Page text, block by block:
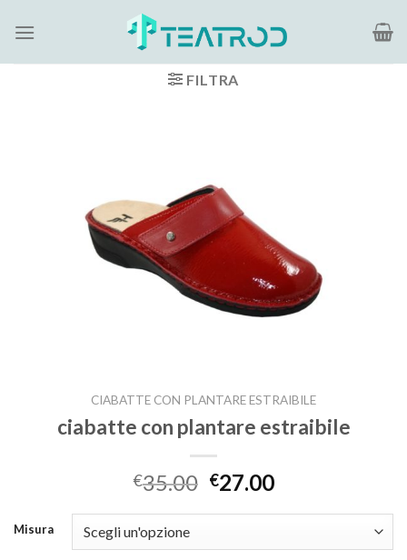
FILTRA
CIABATTE CON PLANTARE ESTRAIBILE
ciabatte con plantare estraibile
€35.00 €27.00
Misura